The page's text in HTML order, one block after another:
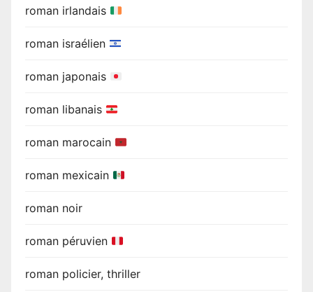
roman irlandais
roman israélien
roman japonais
roman libanais
roman marocain
roman mexicain
roman noir
roman péruvien
roman policier, thriller